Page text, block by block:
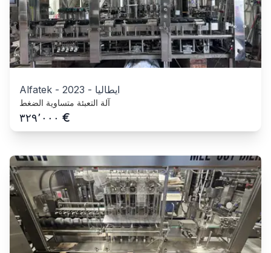
Alfatek - 2023 - ايطاليا
آلة التعبئة متساوية الضغط
٣٢٩٬٠٠٠ €